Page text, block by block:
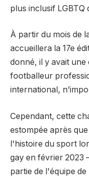
plus inclusif LGBTQ
À partir du mois de
accueillera la 17e
donné, il y avait une
footballeur
international,
Cependant, cette
estompée après
l'histoire du sport
gay en février 2023
partie de l'équipe